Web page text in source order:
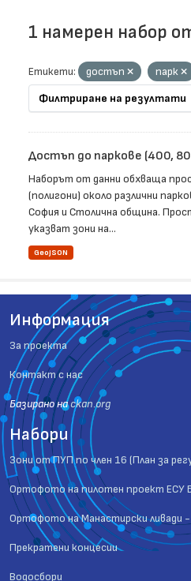
1 намерен набор
Етикети: достъп парк
Филтриране на резултати
Достъп до паркове (400,
Наборът от данни обхваща
(полигони) около различни
София и Столична община.
указват зони на...
GeoJSON
Информация
За проекта
Контакт с нас
Базиранo наckan.org
Набори
Зони от ПУП по член 16 (План за
Ортофото на пилотен проект ЕСУ
Ортофото на Манастирски ливади
Прекратени концесии
Водосбори